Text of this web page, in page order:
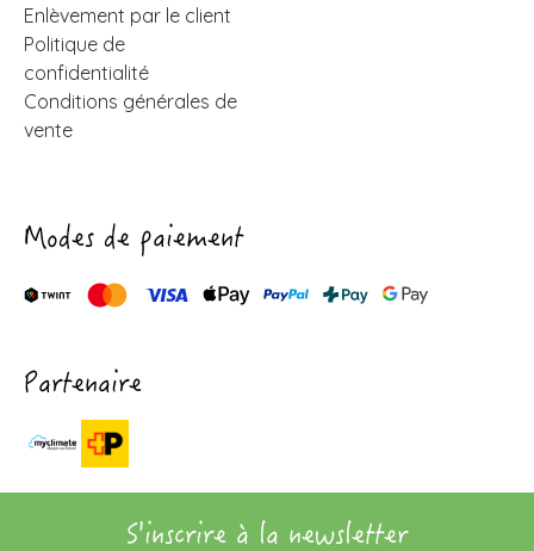
Enlèvement par le client
Politique de
confidentialité
Conditions générales de
vente
Modes de paiement
Partenaire
S'inscrire à la newsletter